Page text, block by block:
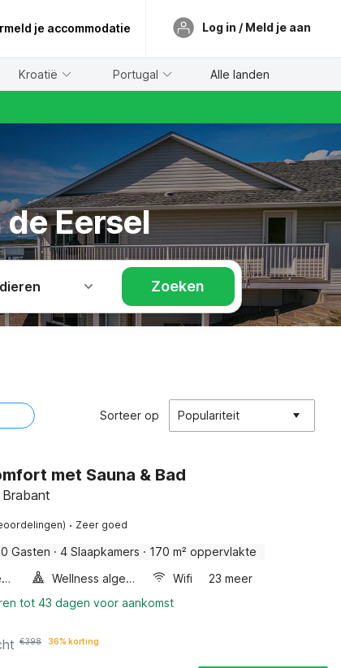
je accommodatie Log in / Meld je aan
Kroatië Portugal Alle landen
Eersel
Zoeken
Sorteer op Populariteit
met Sauna & Bad
· Zeer goed
Gasten · 4 Slaapkamers · 170 m² oppervlakte
Combimagnetron
Wellness algemeen Wifi
23 meer
tot 43 dagen voor aankomst
€398 36% korting